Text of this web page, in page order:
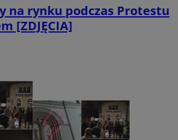
na rynku podczas Protestu
[ZDJĘCIA]